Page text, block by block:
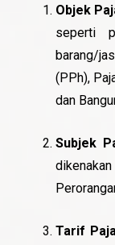
Objek
seperti
barang/
(PPh),
dan
Subjek
Tarif